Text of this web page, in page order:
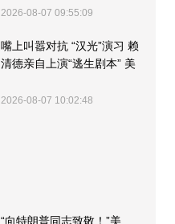
2026-08-07 09:55:09
嘴上叫嚣对抗 “汉光”演习 赖
清德亲自上演“逃生剧本” 美
2026-08-07 10:02:48
“向特朗普同志致敬！”美